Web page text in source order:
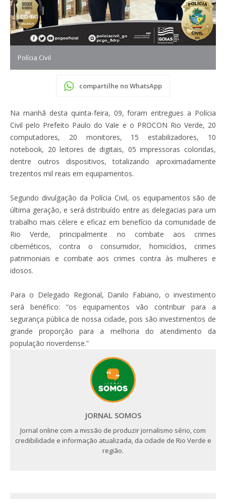
Polícia Civil
compartilhe no WhatsApp
Na manhã desta quinta-feira, 09, foram entregues a Polícia
Civil pelo Prefeito Paulo do Vale e o PROCON Rio Verde, 20
computadores, 20 monitores, 15 estabilizadores, 10
notebook, 20 leitores de digitais, 05 impressoras coloridas,
dentre outros dispositivos, totalizando aproximadamente
trezentos mil reais em equipamentos.
Segundo divulgação da Polícia Civil, os equipamentos são de
última geração, e será distribuído entre as delegacias para um
trabalho mais célere e eficaz em benefício da comunidade de
Rio Verde, principalmente no combate aos crimes
cibernéticos, contra o consumidor, homicídios, crimes
patrimoniais e combate aos crimes contra às mulheres e
idosos.
Para o Delegado Regional, Danilo Fabiano, o investimento
será benéfico: “os equipamentos vão contribuir para a
segurança pública de nossa cidade, pois são investimentos de
grande proporção para a melhoria do atendimento da
população rioverdense.”
JORNAL SOMOS
Jornal online com a missão de produzir jornalismo sério, com
credibilidade e informação atualizada, da cidade de Rio Verde e
região.